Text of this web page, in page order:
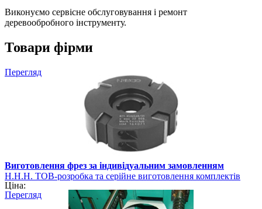
Виконуємо сервісне обслуговування і ремонт
деревообробного інструменту.
Товари фірми
Перегляд
Виготовлення фрез за індивідуальним замовленням
Н.Н.Н. ТОВ-розробка та серійне виготовлення комплектів
фрез
Ціна:
Перегляд